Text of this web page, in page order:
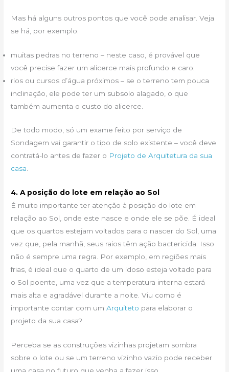
Mas há alguns outros pontos que você pode analisar. Veja
se há, por exemplo:
muitas pedras no terreno – neste caso, é provável que
você precise fazer um alicerce mais profundo e caro;
rios ou cursos d’água próximos – se o terreno tem pouca
inclinação, ele pode ter um subsolo alagado, o que
também aumenta o custo do alicerce.
De todo modo, só um exame feito por serviço de
Sondagem vai garantir o tipo de solo existente – você deve
contratá-lo antes de fazer o Projeto de Arquitetura da sua
casa
4. A posição do lote em relação ao Sol
É muito importante ter atenção à posição do lote em
relação ao Sol, onde este nasce e onde ele se põe. É ideal
que os quartos estejam voltados para o nascer do Sol, uma
vez que, pela manhã, seus raios têm ação bactericida. Isso
não é sempre uma regra. Por exemplo, em regiões mais
frias, é ideal que o quarto de um idoso esteja voltado para
o Sol poente, uma vez que a temperatura interna estará
mais alta e agradável durante a noite. Viu como é
importante contar com umArquiteto para elaborar o
projeto da sua casa?
Perceba se as construções vizinhas projetam sombra
sobre o lote ou se um terreno vizinho vazio pode receber
uma casa no futuro que venha a fazer isso.